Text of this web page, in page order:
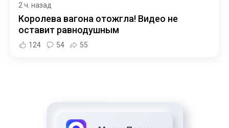
2 ч. назад
Королева вагона отожгла! Видео не
оставит равнодушным
124 54 55